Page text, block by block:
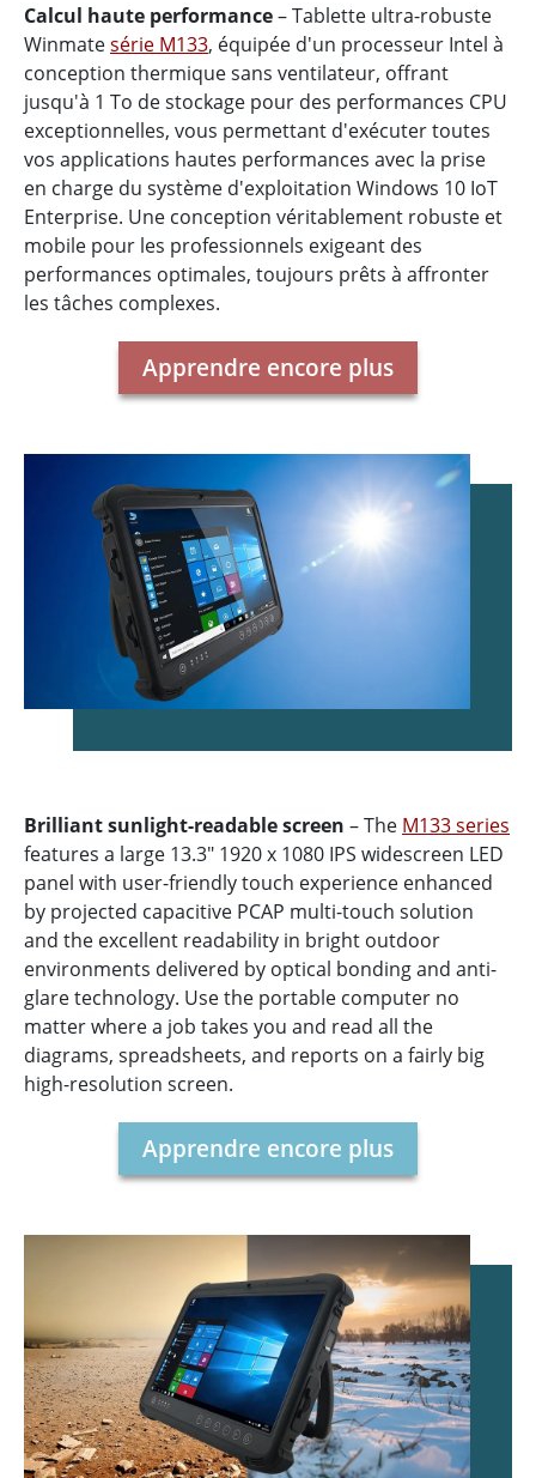
Calcul haute performance– Tablette ultra-robuste
Winmatesérie M133, équipée d'un processeur Intel à
conception thermique sans ventilateur, offrant
jusqu'à 1 To de stockage pour des performances CPU
exceptionnelles, vous permettant d'exécuter toutes
vos applications hautes performances avec la prise
en charge du système d'exploitation Windows 10 IoT
Enterprise. Une conception véritablement robuste et
mobile pour les professionnels exigeant des
performances optimales, toujours prêts à affronter
les tâches complexes.
Apprendre encore plus
Brilliant sunlight-readable screen – The M133 series
features a large 13.3" 1920 x 1080 IPS widescreen LED
panel with user-friendly touch experience enhanced
by projected capacitive PCAP multi-touch solution
and the excellent readability in bright outdoor
environments delivered by optical bonding and anti-
glare technology. Use the portable computer no
matter where a job takes you and read all the
diagrams, spreadsheets, and reports on a fairly big
high-resolution screen.
Apprendre encore plus